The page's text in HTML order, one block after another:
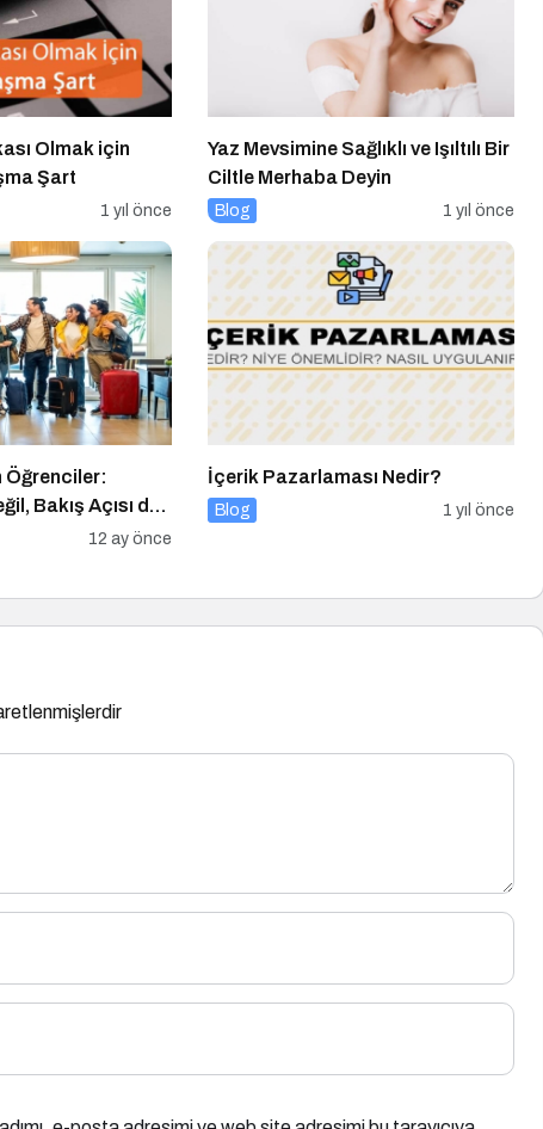
Olmak için
Şart
1 yıl önce
Yaz Mevsimine Sağlıklı ve Işıltılı Bir
Ciltle Merhaba Deyin
Blog 1 yıl önce
Öğrenciler:
Bakış Açısı da
12 ay önce
İçerik Pazarlaması Nedir?
Blog 1 yıl önce